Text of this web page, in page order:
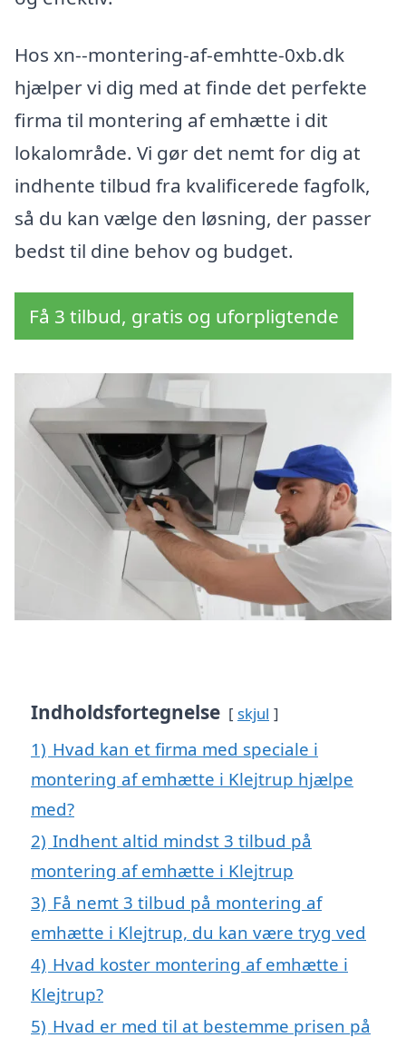
Hos xn--montering-af-emhtte-0xb.dk
hjælper vi dig med at finde det perfekte
firma til montering af emhætte i dit
lokalområde. Vi gør det nemt for dig at
indhente tilbud fra kvalificerede fagfolk,
så du kan vælge den løsning, der passer
bedst til dine behov og budget.
Få 3 tilbud, gratis og uforpligtende
Indholdsfortegnelse skjul
1) Hvad kan et firma med speciale i
montering af emhætte i Klejtrup hjælpe
med?
2) Indhent altid mindst 3 tilbud på
montering af emhætte i Klejtrup
3) Få nemt 3 tilbud på montering af
emhætte i Klejtrup, du kan være tryg ved
4) Hvad koster montering af emhætte i
Klejtrup?
5) Hvad er med til at bestemme prisen på